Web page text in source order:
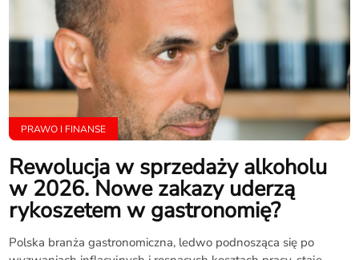
PRAWO I FINANSE
Rewolucja w sprzedaży alkoholu
w 2026. Nowe zakazy uderzą
rykoszetem w gastronomię?
Polska branża gastronomiczna, ledwo podnosząca się po